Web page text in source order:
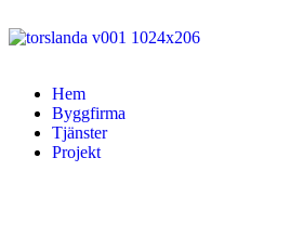
Hem
Byggfirma
Tjänster
Projekt